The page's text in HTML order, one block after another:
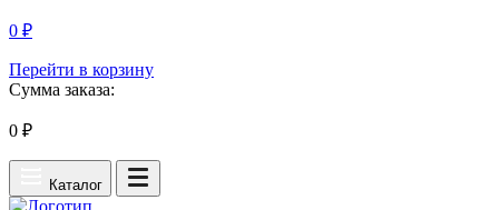
0 ₽
Перейти в корзину
Сумма заказа:
0 ₽
Каталог